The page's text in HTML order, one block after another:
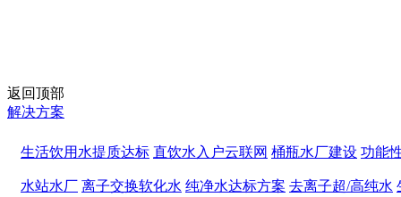
返回顶部
解决方案
生活饮用水提质达标 直饮水入户云联网 桶瓶水厂建设 功能
水站水厂 离子交换软化水 纯净水达标方案 去离子超/高纯水